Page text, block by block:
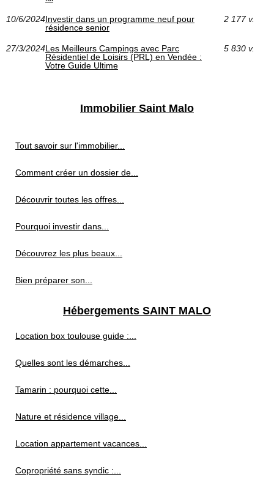
10/6/2024Investir dans un programme neuf pour
résidence senior
2 177 v.
27/3/2024Les Meilleurs Campings avec Parc
Résidentiel de Loisirs (PRL) en Vendée :
Votre Guide Ultime
5 830 v.
Immobilier Saint Malo
Tout savoir sur l'immobilier...
Comment créer un dossier de...
Découvrir toutes les offres...
Pourquoi investir dans...
Découvrez les plus beaux...
Bien préparer son...
Hébergements SAINT MALO
Location box toulouse guide :...
Quelles sont les démarches...
Tamarin : pourquoi cette...
Nature et résidence village...
Location appartement vacances...
Copropriété sans syndic :...